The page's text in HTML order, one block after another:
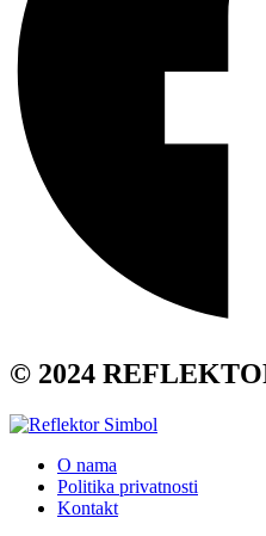
© 2024
O nama
Politika privatnosti
Kontakt